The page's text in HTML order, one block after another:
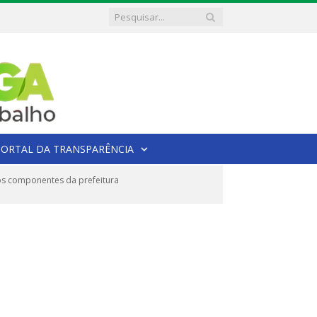
DA TRANSPARÊNCIA
componentes da prefeitura